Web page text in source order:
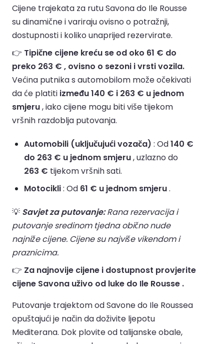
Cijene trajekata za rutu Savona do Ile Rousse
su dinamične i variraju ovisno o potražnji,
dostupnosti i koliko unaprijed rezervirate.
👉 Tipične cijene kreću se od oko 61 € do
preko 263 € , ovisno o sezoni i vrsti vozila.
Većina putnika s automobilom može očekivati
da će platiti između 140 € i 263 € u jednom
smjeru, iako cijene mogu biti više tijekom
vršnih razdoblja putovanja.
Automobili (uključujući vozača) : Od140 €
do 263 € u jednom smjeru, uzlazno do
263 € tijekom vršnih sati.
Motocikli: Od 61 € u jednom smjeru.
💡 Savjet za putovanje:Rana rezervacija i
putovanje sredinom tjedna obično nude
najniže cijene. Cijene su najviše vikendom i
praznicima.
👉 Za najnovije cijene i dostupnost provjerite
cijene Savona uživo od luke do Ile Rousse .
Putovanje trajektom od Savone do Ile Roussea
opuštajući je način da doživite ljepotu
Mediterana. Dok plovite od talijanske obale,